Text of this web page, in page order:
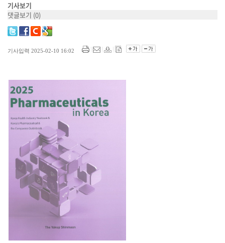
기사보기
댓글보기 (0)
기사입력 2025-02-10 16:02